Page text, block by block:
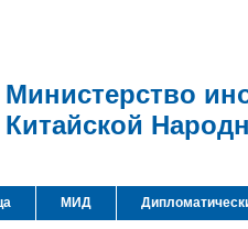
Министерство
Китайской
МИД